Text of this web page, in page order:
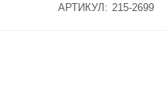
АРТИКУЛ: 215-2699